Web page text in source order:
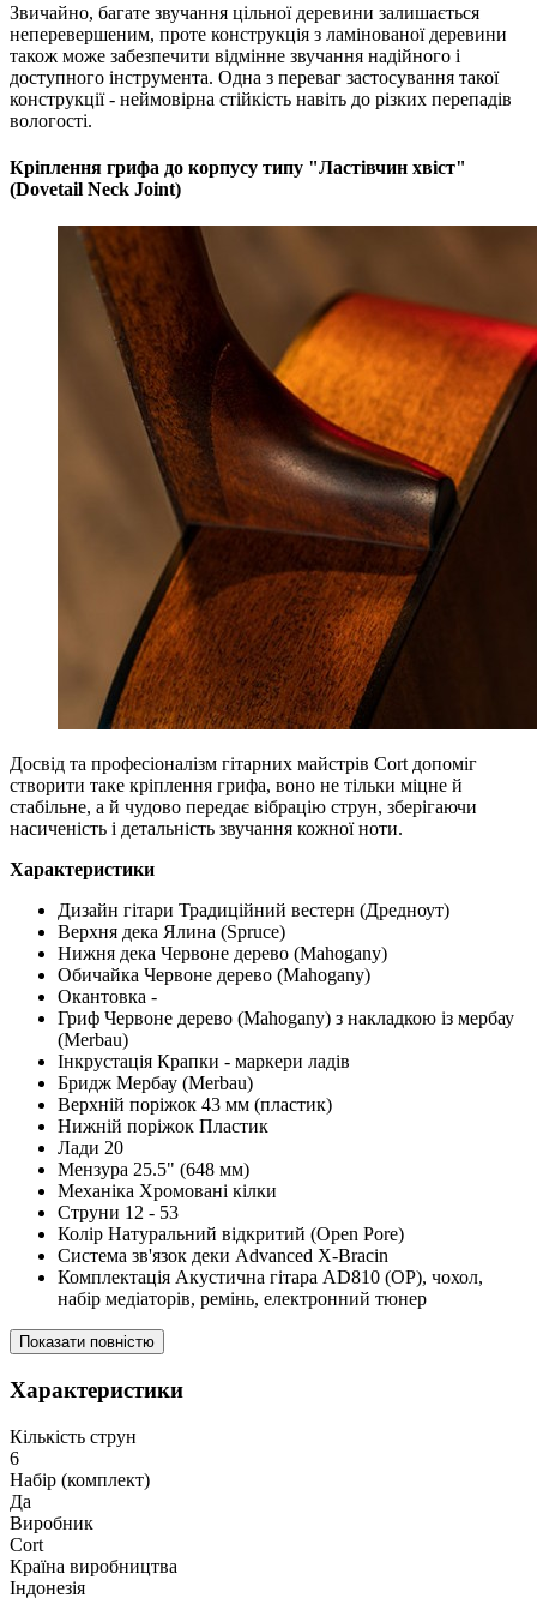
Звичайно, багате звучання цільної деревини залишається
неперевершеним, проте конструкція з ламінованої деревини
також може забезпечити відмінне звучання надійного і
доступного інструмента. Одна з переваг застосування такої
конструкції - неймовірна стійкість навіть до різких перепадів
вологості.
Кріплення грифа до корпусу типу "Ластівчин хвіст"
(Dovetail Neck Joint)
Досвід та професіоналізм гітарних майстрів Cort допоміг
створити таке кріплення грифа, воно не тільки міцне й
стабільне, а й чудово передає вібрацію струн, зберігаючи
насиченість і детальність звучання кожної ноти.
Характеристики
Дизайн гітари Традиційний вестерн (Дредноут)
Верхня дека Ялина (Spruce)
Нижня дека Червоне дерево (Mahogany)
Обичайка Червоне дерево (Mahogany)
Окантовка -
Гриф Червоне дерево (Mahogany) з накладкою із мербау
(Merbau)
Інкрустація Крапки - маркери ладів
Бридж Мербау (Merbau)
Верхній поріжок 43 мм (пластик)
Нижній поріжок Пластик
Лади 20
Мензура 25.5" (648 мм)
Механіка Хромовані кілки
Струни 12 - 53
Колір Натуральний відкритий (Open Pore)
Система зв'язок деки Advanced X-Bracin
Комплектація Акустична гітара AD810 (OP), чохол,
набір медіаторів, ремінь, електронний тюнер
Показати повністю
Характеристики
Кількість струн
6
Набір (комплект)
Да
Виробник
Cort
Країна виробництва
Індонезія